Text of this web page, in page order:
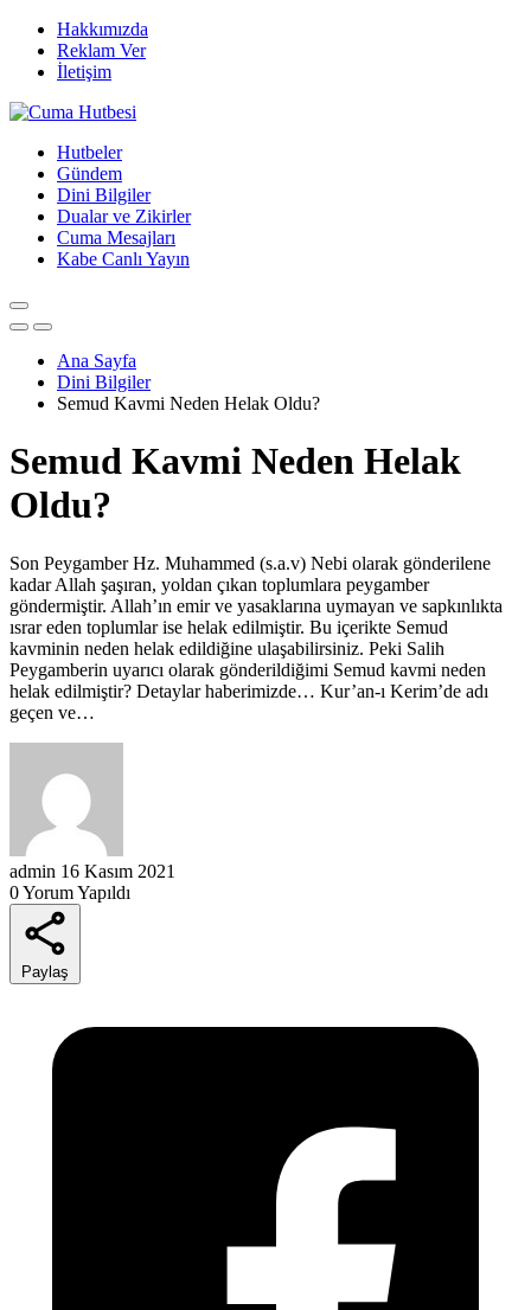
Hakkımızda
Reklam Ver
İletişim
Hutbeler
Gündem
Dini Bilgiler
Dualar ve Zikirler
Cuma Mesajları
Kabe Canlı Yayın
Ana Sayfa
Dini Bilgiler
Semud Kavmi Neden Helak Oldu?
Semud Kavmi Neden Helak
Oldu?
Son Peygamber Hz. Muhammed (s.a.v) Nebi olarak gönderilene
kadar Allah şaşıran, yoldan çıkan toplumlara peygamber
göndermiştir. Allah’ın emir ve yasaklarına uymayan ve sapkınlıkta
ısrar eden toplumlar ise helak edilmiştir. Bu içerikte Semud
kavminin neden helak edildiğine ulaşabilirsiniz. Peki Salih
Peygamberin uyarıcı olarak gönderildiğimi Semud kavmi neden
helak edilmiştir? Detaylar haberimizde… Kur’an-ı Kerim’de adı
geçen ve…
admin 16 Kasım 2021
0 Yorum Yapıldı
Paylaş